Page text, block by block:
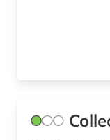
molière (1)